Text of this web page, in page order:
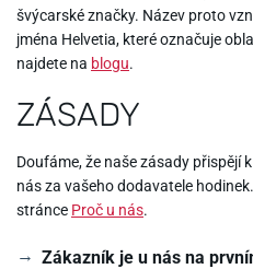
švýcarské značky. Název proto
jména Helvetia, které označuje
najdete na blogu.
ZÁSADY
Doufáme, že naše zásady přispějí
nás za vašeho dodavatele
stránce Proč u nás.
Zákazník je u nás na